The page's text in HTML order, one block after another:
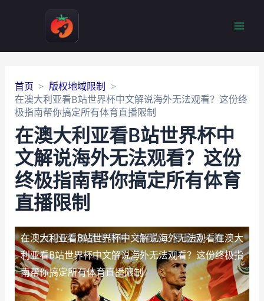
首页
版权地域限制
在澳大利亚看B站世界杯中文解说海外无法观看？这份终
极指南帮你搞定所有体育直播限制
在澳大利亚看B站世界杯中
文解说海外无法观看？这份
终极指南帮你搞定所有体育
直播限制
在澳大利亚看B站世界杯中文解说海外无法观看在澳大
利亚看B站世界杯中文解说海外无法观看？这份终极指
南帮你搞定所有体育直播限制